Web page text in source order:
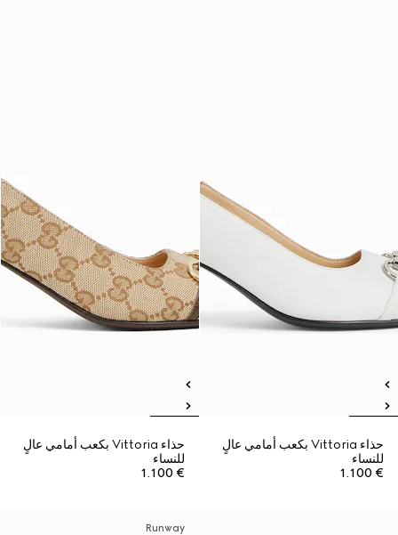
حذاء Vittoria بكعب أمامي عالٍ
للنساء
€ 1.100
حذاء Vittoria بكعب أمامي عالٍ
للنساء
€ 1.100
Runway